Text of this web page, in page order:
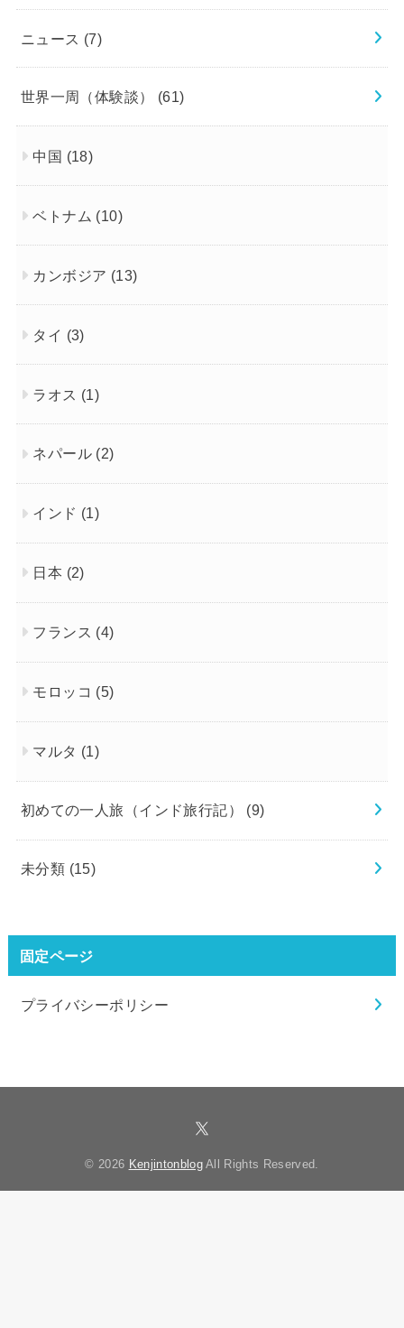
ニュース (7)
世界一周（体験談） (61)
中国 (18)
ベトナム (10)
カンボジア (13)
タイ (3)
ラオス (1)
ネパール (2)
インド (1)
日本 (2)
フランス (4)
モロッコ (5)
マルタ (1)
初めての一人旅（インド旅行記） (9)
未分類 (15)
固定ページ
プライバシーポリシー
© 2026 KenjintonblogAll Rights Reserved.